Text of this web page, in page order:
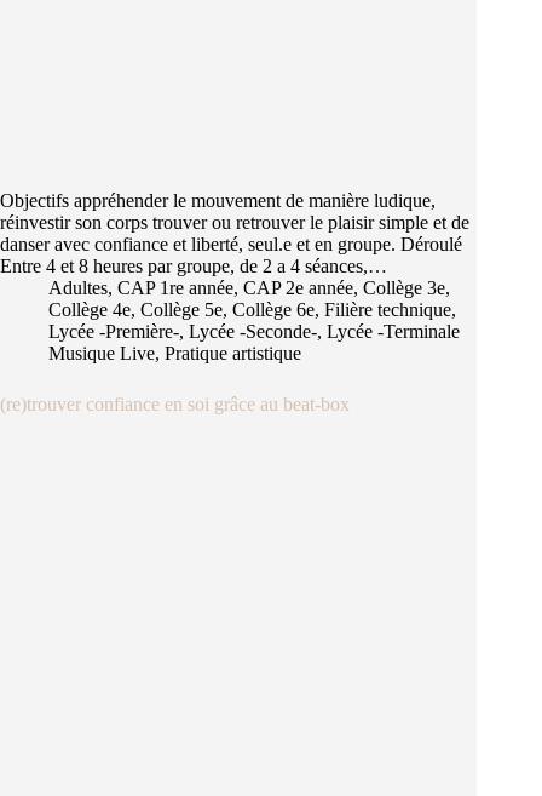
Objectifs appréhender le mouvement de manière ludique,
réinvestir son corps trouver ou retrouver le plaisir simple et de
danser avec confiance et liberté, seul.e et en groupe. Déroulé
Entre 4 et 8 heures par groupe, de 2 a 4 séances,…
Adultes, CAP 1re année, CAP 2e année, Collège 3e,
Collège 4e, Collège 5e, Collège 6e, Filière technique,
Lycée -Première-, Lycée -Seconde-, Lycée -Terminale
Musique Live, Pratique artistique
(re)trouver confiance en soi grâce au beat-box